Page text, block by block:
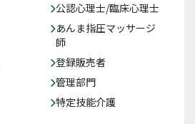
公認心理士/臨床心理士
あんま指圧マッサージ
師
登録販売者
管理部門
特定技能介護